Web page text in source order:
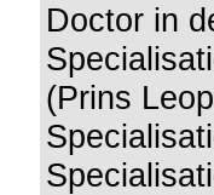
Doctor in
(Prins